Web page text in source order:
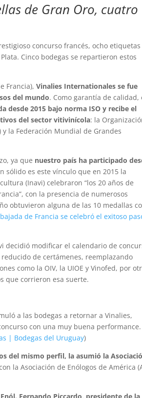
de Gran Oro, cuatro
concurso francés, ocho etiquetas
Cinco bodegas se repartieron estos
Francia),Vinalies Internationales se fue
del mundo. Como garantía de calidad,
desde 2015 bajo norma ISO y recibe el
del sector vitivinícola: la
y la Federación Mundial de Grandes
ya que nuestro país ha participado
sólido es este vínculo que en 2015 la
(Inavi) celebraron “los 20 años de
con la presencia de numerosos
obtuvieron alguna de las 10 medallas
de Francia se celebró el exitoso
decidió modificar el calendario de
de certámenes, reemplazando
como la OIV, la UIOE y Vinofed, por
que corrieron esa suerte.
a las bodegas a retornar a Vinalies,
con una muy buena performance.
| Bodegas del Uruguay)
del mismo perfil, la asumió la
la Asociación de Enólogos de América